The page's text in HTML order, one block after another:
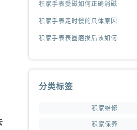
积家手表受磁如何正确消磁
积家手表走时慢的具体原因
积家手表表圈磨损后该如何处理？
分类标签
积家维修
积家保养